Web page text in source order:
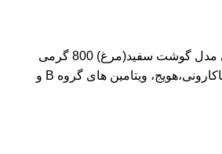
کنسرو سگ برند پوتی مدل گوشت سفید(مرغ) 800 گرمی
حاوی گوشت مرغ ،ماکارونی،هویج، ویتامین های گروه B و